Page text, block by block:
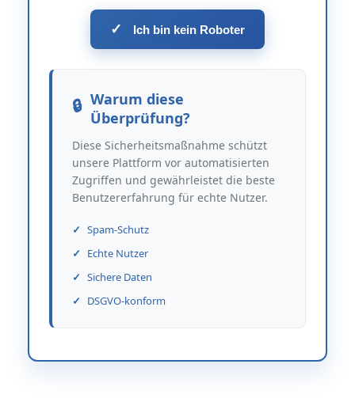
✓ Ich bin kein Roboter
Warum diese
Überprüfung?
Diese Sicherheitsmaßnahme schützt
unsere Plattform vor automatisierten
Zugriffen und gewährleistet die beste
Benutzererfahrung für echte Nutzer.
Spam-Schutz
Echte Nutzer
Sichere Daten
DSGVO-konform